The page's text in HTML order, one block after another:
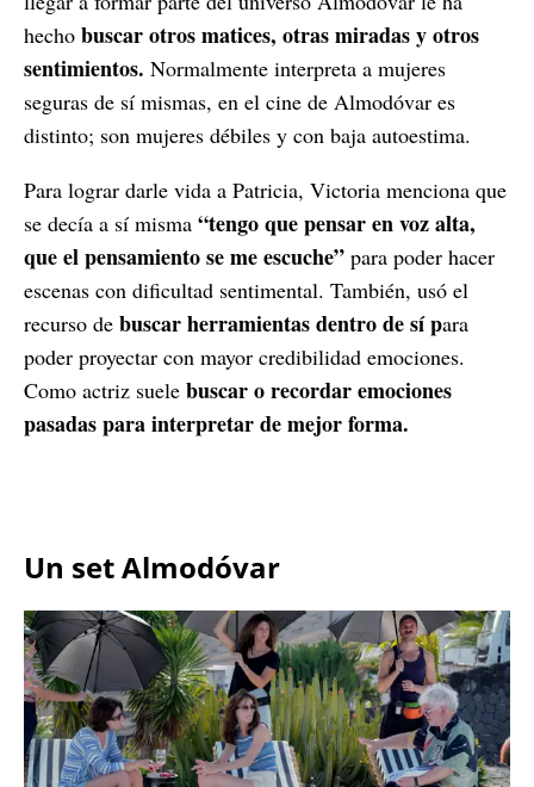
hecho buscar otros matices, otras miradas y otros
sentimientos. Normalmente interpreta a mujeres
seguras de sí mismas, en el cine de Almodóvar es
distinto; son mujeres débiles y con baja autoestima.
Para lograr darle vida a Patricia, Victoria menciona que
se decía a sí misma “tengo que pensar en voz alta,
que el pensamiento se me escuche” para poder hacer
escenas con dificultad sentimental. También, usó el
recurso de buscar herramientas dentro de sí para
poder proyectar con mayor credibilidad emociones.
Como actriz suele buscar o recordar emociones
pasadas para interpretar de mejor forma.
Un set Almodóvar